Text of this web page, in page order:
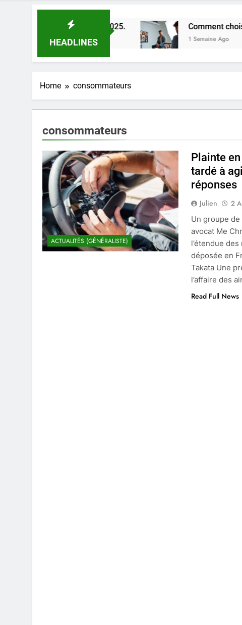
HEADLINES
astuces en 2025. Comment choisir un
1 Semaine Ago
Home consommateurs
consommateurs
ACTUALITÉS (GÉNÉRALISTE)
Plainte
tardé à
réponses
Julien 2
Un groupe
avocat Me
l’étendue
déposée en
Takata Une
l’affaire des
Read Full News